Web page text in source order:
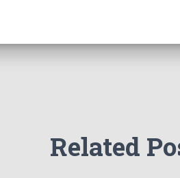
Related